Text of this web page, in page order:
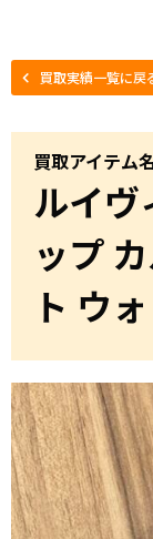
買取実績一覧に戻
買取アイテム
ルイヴ
ップ
ト ウ